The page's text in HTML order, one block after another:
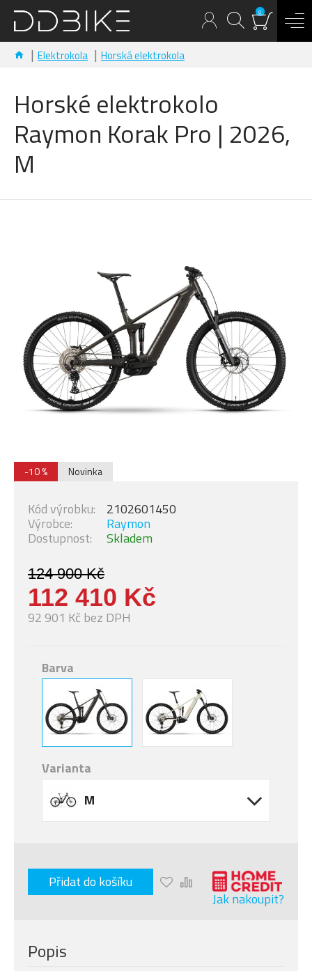
0
Elektrokola Horská elektrokola
Horské elektrokolo
Raymon Korak Pro | 2026,
M
-10 % Novinka
124 900 Kč
112 410 Kč
92 901 Kč bez DPH
Dostupnost: Skladem
Výrobce: Raymon
Kód výrobku: 2102601450
Barva
Varianta
M
Přidat do košíku
Jak nakoupit?
Popis